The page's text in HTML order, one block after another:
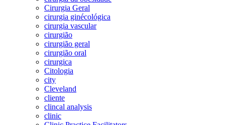
Cirurgia Geral
cirurgia ginécológica
cirurgia vascular
cirurgião
cirurgião geral
cirurgião oral
cirurgica
Citologia
city
Cleveland
cliente
clincal analysis
clinic